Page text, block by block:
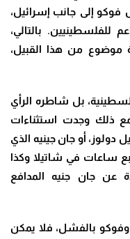
فوكو إلى جانب إسرائيل،
للفلسطينيين. بالتالي،
من هذا القبيل،
بل شاطره الرأي
ذلك وجدت استثناءات
دولوز، أو جان جينيه الذي
ساعات في شاتيلا وكذا
جان جنيه المدافع
وفوكو بالفشل، فلا يمكن